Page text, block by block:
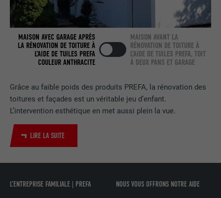
Grâce au faible poids des produits PREFA, la rénovation des
toitures et façades est un véritable jeu d’enfant.
L’intervention esthétique en met aussi plein la vue.
LIRE LA SUITE
MAISON AVEC GARAGE APRÈS
LA RÉNOVATION DE TOITURE À
L’AIDE DE TUILES PREFA
COULEUR ANTHRACITE
MAISON AVANT LA
RÉNOVATION DE TOITURE À
L’AIDE DE TUILES PREFA, TOIT
À DEUX PANS ET GARAGE
L’ENTREPRISE FAMILIALE | PREFA NOUS VOUS OFFRONS NOTRE AIDE
UTILITÉ
Utilisé par le service de réseau social
LinkedIn pour suivre l'utilisation de
services intégrés.
bscookie
FOURNISSEUR
EXPIRATION
UTILITÉ
NOM UserMatchHistory